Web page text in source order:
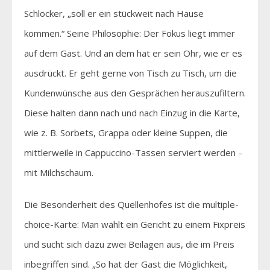
Schlöcker, „soll er ein stückweit nach Hause
kommen.“ Seine Philosophie: Der Fokus liegt immer
auf dem Gast. Und an dem hat er sein Ohr, wie er es
ausdrückt. Er geht gerne von Tisch zu Tisch, um die
Kundenwünsche aus den Gesprächen herauszufiltern.
Diese halten dann nach und nach Einzug in die Karte,
wie z. B. Sorbets, Grappa oder kleine Suppen, die
mittlerweile in Cappuccino-Tassen serviert werden –
mit Milchschaum.
Die Besonderheit des Quellenhofes ist die multiple-
choice-Karte: Man wählt ein Gericht zu einem Fixpreis
und sucht sich dazu zwei Beilagen aus, die im Preis
inbegriffen sind. „So hat der Gast die Möglichkeit,